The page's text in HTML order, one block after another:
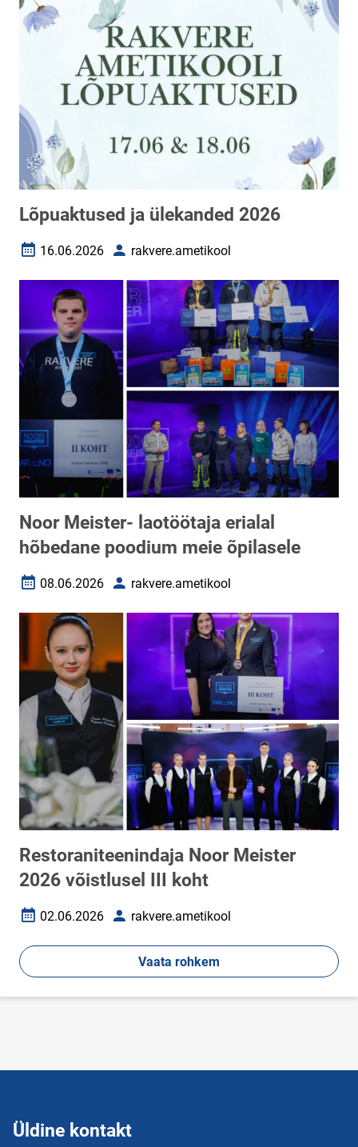
Lõpuaktused ja ülekanded 2026
Loomise kuupäev
16.06.2026 Autorrakvere.ametikool
Noor Meister- laotöötaja erialal
hõbedane poodium meie õpilasele
Loomise kuupäev
08.06.2026 Autorrakvere.ametikool
Restoraniteenindaja Noor Meister
2026 võistlusel III koht
Loomise kuupäev
02.06.2026 Autorrakvere.ametikool
Vaata rohkem
Üldine kontakt